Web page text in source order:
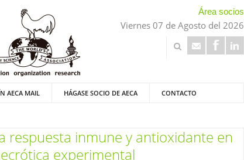
Área socios
Viernes 07 de Agosto del 2026
AECA MAIL HÁGASE SOCIO DE AECA CONTACTO
respuesta inmune y antioxidante en
experimental